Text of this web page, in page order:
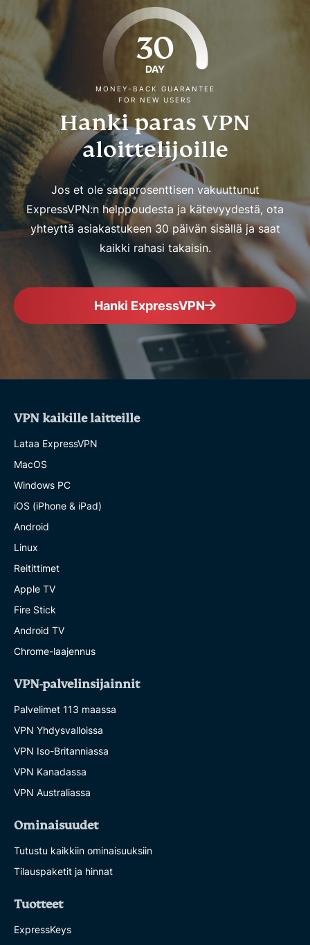
30
DAY
MONEY-BACK GUARANTEE
FOR NEW USERS
Hanki paras VPN
aloittelijoille
Jos et ole sataprosenttisen vakuuttunut
ExpressVPN:n helppoudesta ja kätevyydestä, ota
yhteyttä asiakastukeen 30 päivän sisällä ja saat
kaikki rahasi takaisin.
Hanki ExpressVPN
VPN kaikille laitteille
Lataa ExpressVPN
MacOS
Windows PC
iOS (iPhone & iPad)
Android
Linux
Reitittimet
Apple TV
Fire Stick
Android TV
Chrome-laajennus
VPN-palvelinsijainnit
Palvelimet 113 maassa
VPN Yhdysvalloissa
VPN Iso-Britanniassa
VPN Kanadassa
VPN Australiassa
Ominaisuudet
Tutustu kaikkiin ominaisuuksiin
Tilauspaketit ja hinnat
Tuotteet
ExpressKeys